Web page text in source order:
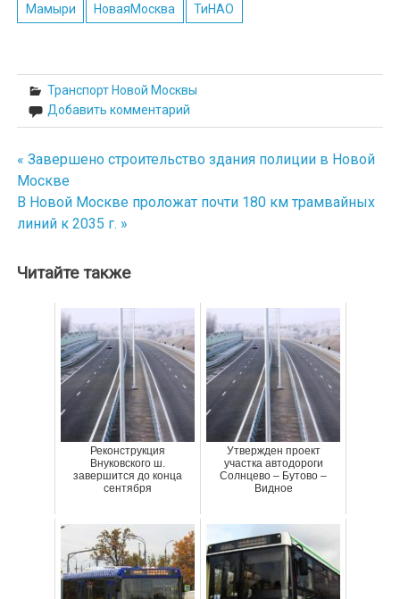
Мамыри НоваяМосква ТиНАО
Транспорт Новой Москвы
Добавить комментарий
Навигация
по
записям
« Завершено строительство здания полиции в Новой
Москве
В Новой Москве проложат почти 180 км трамвайных
линий к 2035 г. »
Читайте также
Реконструкция
Внуковского ш.
завершится до конца
сентября
Утвержден проект
участка автодороги
Солнцево – Бутово –
Видное